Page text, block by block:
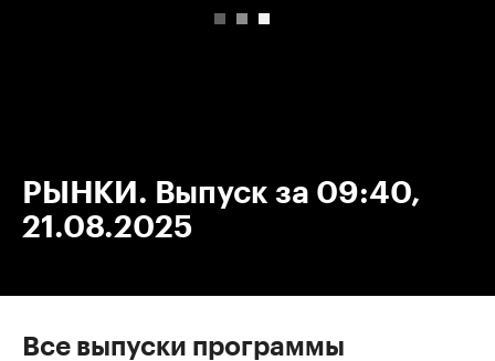
РЫНКИ. Выпуск за 09:40,
21.08.2025
Все выпуски программы